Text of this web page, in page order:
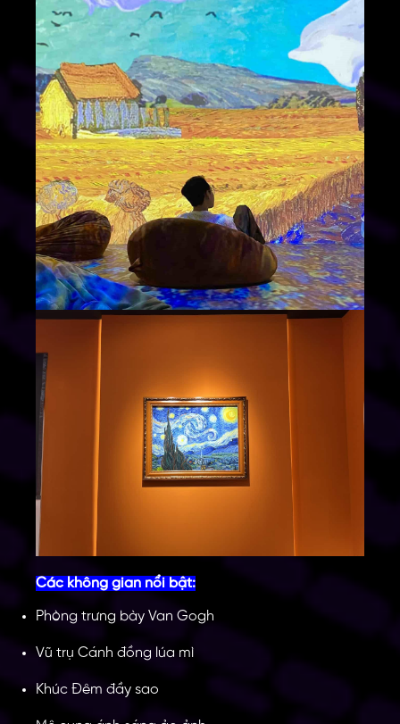
Các không gian nổi bật:
Phòng trưng bày Van Gogh
Vũ trụ Cánh đồng lúa mì
Khúc Đêm đầy sao